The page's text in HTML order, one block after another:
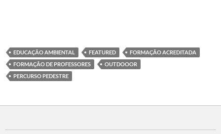
EDUCAÇÃO AMBIENTAL FEATURED
FORMAÇÃO ACREDITADA
FORMAÇÃO DE PROFESSORES
OUTDOOOR
PERCURSO PEDESTRE